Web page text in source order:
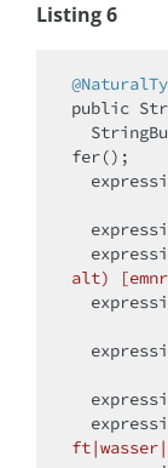
Listing 6
public
fer();
alt)